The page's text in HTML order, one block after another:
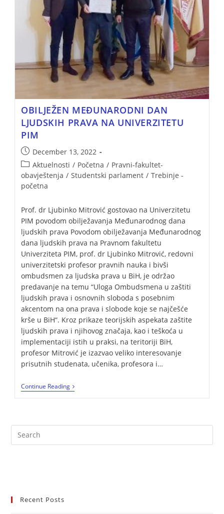
OBILJEŽEN MEĐUNARODNI DAN
LJUDSKIH PRAVA NA UNIVERZITETU
PIM
December 13, 2022
Aktuelnosti / Početna / Pravni-fakultet-
obavještenja / Studentski parlament / Trebinje -
početna
Prof. dr Ljubinko Mitrović gostovao na Univerzitetu
PIM povodom obilježavanja Međunarodnog dana
ljudskih prava Povodom obilježavanja Međunarodnog
dana ljudskih prava na Pravnom fakultetu
Univerziteta PIM, prof. dr Ljubinko Mitrović, redovni
univerzitetski profesor pravnih nauka i bivši
ombudsmen za ljudska prava u BiH, je održao
predavanje na temu “Uloga Ombudsmena u zaštiti
ljudskih prava i osnovnih sloboda s posebnim
akcentom na ona prava i slobode koje se najčešće
krše u BiH“. Kroz prikaze teorijskih aspekata zaštite
ljudskih prava i njihovog značaja, kao i teškoća u
implementaciji istih u praksi, na teritoriji BiH,
profesor Mitrović je izazvao veliko interesovanje
prisutnih studenata, učenika, profesora i…
Continue Reading
Recent Posts